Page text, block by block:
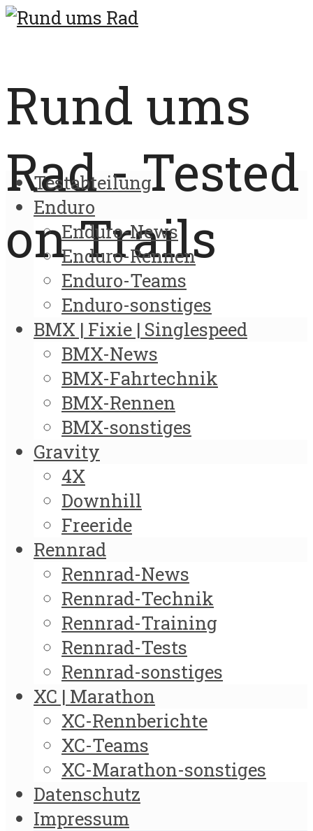
Rund ums
Rad - Tested
on Trails
Testabteilung
Enduro
Enduro-News
Enduro-Rennen
Enduro-Teams
Enduro-sonstiges
BMX | Fixie | Singlespeed
BMX-News
BMX-Fahrtechnik
BMX-Rennen
BMX-sonstiges
Gravity
4X
Downhill
Freeride
Rennrad
Rennrad-News
Rennrad-Technik
Rennrad-Training
Rennrad-Tests
Rennrad-sonstiges
XC | Marathon
XC-Rennberichte
XC-Teams
XC-Marathon-sonstiges
Datenschutz
Impressum